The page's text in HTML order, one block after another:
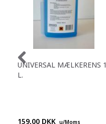
UNIVERSAL MÆLKERENS 1
L.
159,00 DKK u/Moms